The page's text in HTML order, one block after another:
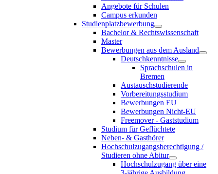
Angebote für Schulen
Campus erkunden
Studienplatzbewerbung
Bachelor & Rechtswissenschaft
Master
Bewerbungen aus dem Ausland
Deutschkenntnisse
Sprachschulen in
Bremen
Austauschstudierende
Vorbereitungsstudium
Bewerbungen EU
Bewerbungen Nicht-EU
Freemover - Gaststudium
Studium für Geflüchtete
Neben- & Gasthörer
Hochschulzugangsberechtigung /
Studieren ohne Abitur
Hochschulzugang über eine